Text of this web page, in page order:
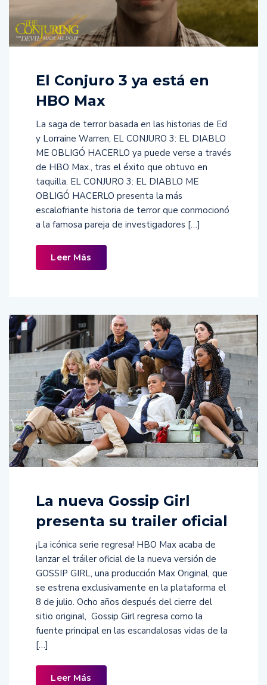
El Conjuro 3 ya está en
HBO Max
La saga de terror basada en las historias de Ed
y Lorraine Warren, EL CONJURO 3: EL DIABLO
ME OBLIGÓ HACERLO ya puede verse a través
de HBO Max., tras el éxito que obtuvo en
taquilla. EL CONJURO 3: EL DIABLO ME
OBLIGÓ HACERLO presenta la más
escalofriante historia de terror que conmocionó
a la famosa pareja de investigadores […]
Leer Más
La nueva Gossip Girl
presenta su trailer oficial
¡La icónica serie regresa! HBO Max acaba de
lanzar el tráiler oficial de la nueva versión de
GOSSIP GIRL, una producción Max Original, que
se estrena exclusivamente en la plataforma el
8 de julio. Ocho años después del cierre del
sitio original, Gossip Girl regresa como la
fuente principal en las escandalosas vidas de la
[…]
Leer Más